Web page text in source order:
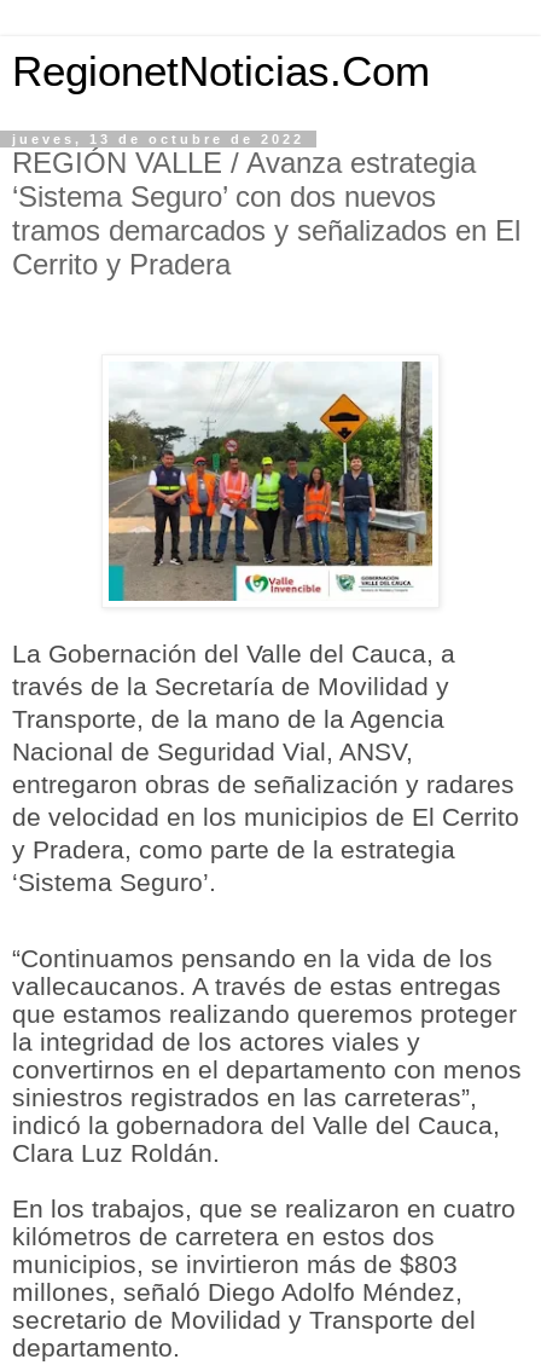
RegionetNoticias.Com
jueves, 13 de octubre de 2022
REGIÓN VALLE / Avanza estrategia
‘Sistema Seguro’ con dos nuevos
tramos demarcados y señalizados en El
Cerrito y Pradera
La Gobernación del Valle del Cauca, a
través de la Secretaría de Movilidad y
Transporte, de la mano de la Agencia
Nacional de Seguridad Vial, ANSV,
entregaron obras de señalización y radares
de velocidad en los municipios de El Cerrito
y Pradera, como parte de la estrategia
‘Sistema Seguro’.
“Continuamos pensando en la vida de los
vallecaucanos. A través de estas entregas
que estamos realizando queremos proteger
la integridad de los actores viales y
convertirnos en el departamento con menos
siniestros registrados en las carreteras”,
indicó la gobernadora del Valle del Cauca,
Clara Luz Roldán.
En los trabajos, que se realizaron en cuatro
kilómetros de carretera en estos dos
municipios, se invirtieron más de $803
millones, señaló Diego Adolfo Méndez,
secretario de Movilidad y Transporte del
departamento.